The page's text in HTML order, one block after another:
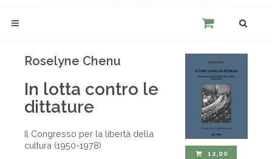
Roselyne Chenu
In lotta contro le
dittature
Il Congresso per la libertà della
cultura (1950-1978)
12,00